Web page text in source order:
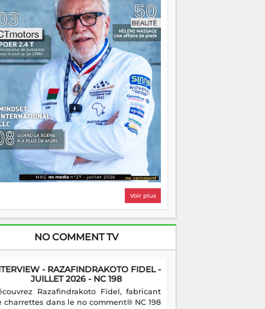
on pourrait s'arrêter là, applaudir et
chez soi satisfait. Mais ce serait
à côté d'une chose essentielle. La
ça brûle fort — et parfois, ça brûle
Une flamme sans direction peut
autant qu'elle peut consumer. C'est
que les aînés entrent en scène — pas
reprendre le gouvernail, mais pour
où sont les récifs. Les jeunes ont la
les vieux ont l'expérience, comme on
Ce n'est pas un combat de générations
c'est une question d'équipage. Partagez
réussites, mais aussi vos échecs. Surtout
échecs, d'ailleurs — ils enseignent
que n'importe quel manuel. À
la barque avance. Il faut juste
que tout le monde rame dans le
Voir plus
NO COMMENT TV
- RAZAFINDRAKOTO FIDEL -
JUILLET 2026 - NC 198
Razafindrakoto Fidel, fabricant
charrettes dans le no comment® NC 198